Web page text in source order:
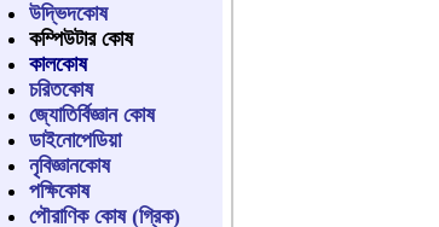
উদ্ভিদকোষ
কম্পিউটার কোষ
কালকোষ
চরিতকোষ
জ্যোতির্বিজ্ঞান কোষ
ডাইনোপেডিয়া
নৃবিজ্ঞানকোষ
পক্ষিকোষ
পৌরাণিক কোষ (গ্রিক)